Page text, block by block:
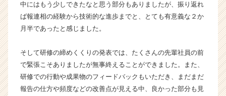
活
サ
イ
チ
キ
ャ
リ
中にはもう少しできたなと思う部分もありましたが、振り返れ
ば報連相の経験から技術的な進歩までと、とても有意義な２か
月半であったと感じました。
そして研修の締めくくりの発表では、たくさんの先輩社員の前
で緊張こそありましたが無事終えることができました。また、
研修での行動や成果物のフィードバックもいただき、まだまだ
報告の仕方や頻度などの改善点が見える中、良かった部分も見